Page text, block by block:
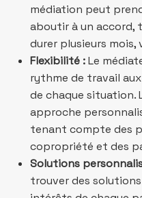
médiation peut
aboutir à un accord,
durer plusieurs mois,
Flexibilité :Le
rythme de travail
de chaque situation.
approche
tenant compte des
copropriété et des
Solutions
trouver des